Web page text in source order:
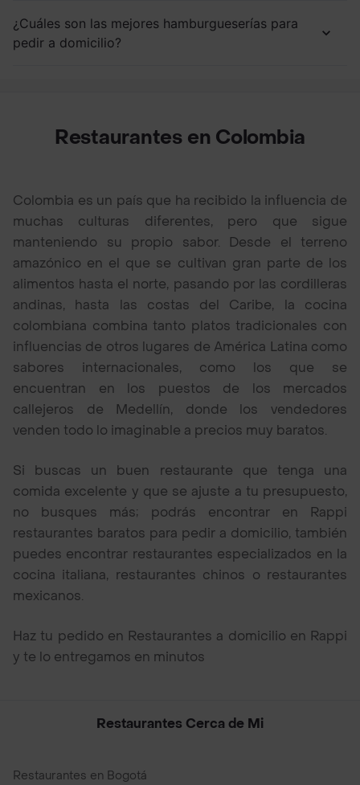
¿Cuáles son las mejores hamburgueserías para
pedir a domicilio?
Restaurantes en Colombia
Colombia es un país que ha recibido la influencia de
muchas culturas diferentes, pero que sigue
manteniendo su propio sabor. Desde el terreno
amazónico en el que se cultivan gran parte de los
alimentos hasta el norte, pasando por las cordilleras
andinas, hasta las costas del Caribe, la cocina
colombiana combina tanto platos tradicionales con
influencias de otros lugares de América Latina como
sabores internacionales, como los que se
encuentran en los puestos de los mercados
callejeros de Medellín, donde los vendedores
venden todo lo imaginable a precios muy baratos.
Si buscas un buen restaurante que tenga una
comida excelente y que se ajuste a tu presupuesto,
no busques más; podrás encontrar en Rappi
restaurantes baratos para pedir a domicilio, también
puedes encontrar restaurantes especializados en la
cocina italiana, restaurantes chinos o restaurantes
mexicanos.
Haz tu pedido en Restaurantes a domicilio en Rappi
y te lo entregamos en minutos
Restaurantes Cerca de Mi
Restaurantes en Bogotá